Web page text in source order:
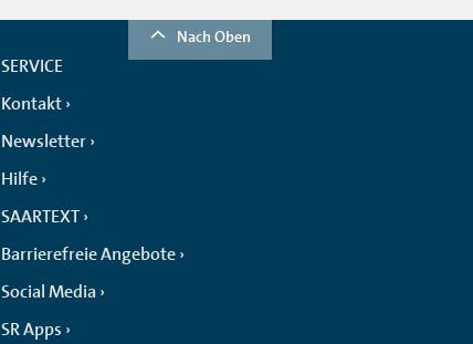
Nach Oben
SERVICE
Kontakt
Newsletter
Hilfe
SAARTEXT
Barrierefreie Angebote
Social Media
SR Apps